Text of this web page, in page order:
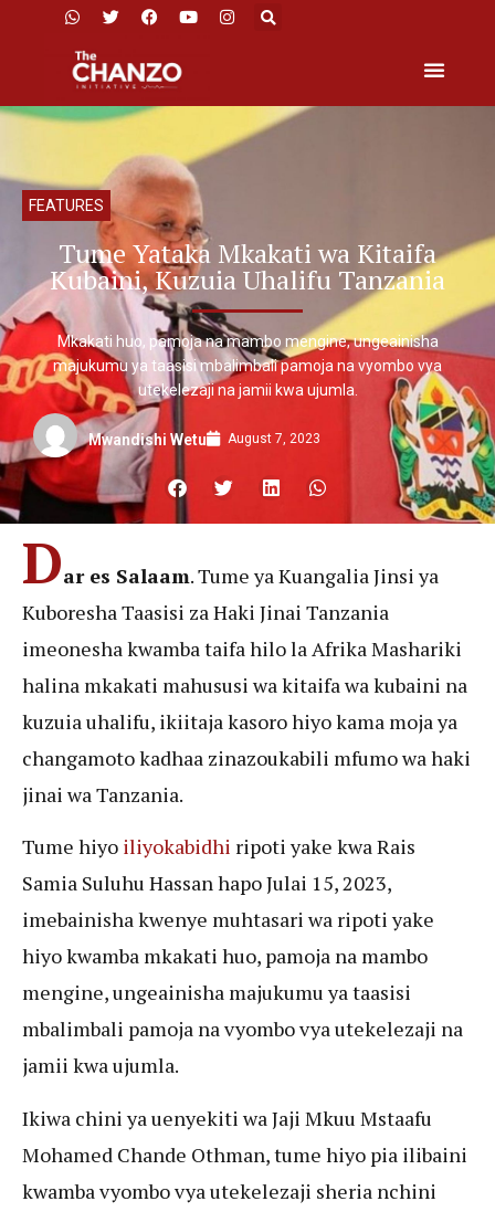
FEATURES
Tume Yataka Mkakati wa Kitaifa
Kubaini, Kuzuia Uhalifu Tanzania
Mkakati huo, pamoja na mambo mengine, ungeainisha
majukumu ya taasisi mbalimbali pamoja na vyombo vya
utekelezaji na jamii kwa ujumla.
Mwandishi Wetu August 7, 2023
Dar es Salaam. Tume ya Kuangalia Jinsi ya
Kuboresha Taasisi za Haki Jinai Tanzania
imeonesha kwamba taifa hilo la Afrika Mashariki
halina mkakati mahususi wa kitaifa wa kubaini na
kuzuia uhalifu, ikiitaja kasoro hiyo kama moja ya
changamoto kadhaa zinazoukabili mfumo wa haki
jinai wa Tanzania.
Tume hiyo iliyokabidhi ripoti yake kwa Rais
Samia Suluhu Hassan hapo Julai 15, 2023,
imebainisha kwenye muhtasari wa ripoti yake
hiyo kwamba mkakati huo, pamoja na mambo
mengine, ungeainisha majukumu ya taasisi
mbalimbali pamoja na vyombo vya utekelezaji na
jamii kwa ujumla.
Ikiwa chini ya uenyekiti wa Jaji Mkuu Mstaafu
Mohamed Chande Othman, tume hiyo pia ilibaini
kwamba vyombo vya utekelezaji sheria nchini